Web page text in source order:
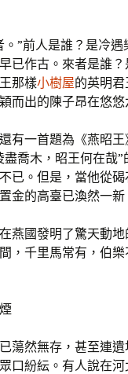
”前人是誰？是冷
已作古。來者是誰
那樣小樹屋的英明
而出的陳子昂在悠
有一首題為《燕昭
盡喬木，昭王何在哉
已。但是，當他從
金的高臺已渙然一新
燕國發明了驚天動
，千里馬常有，伯
煙
蕩然無存，甚至連
口紛紜。有人說在